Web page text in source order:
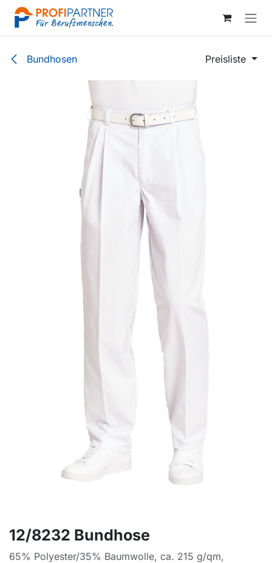
Zum Inhalt springen
Bundhosen Preisliste
12/8232 Bundhose
65% Polyester/35% Baumwolle, ca. 215 g/qm,